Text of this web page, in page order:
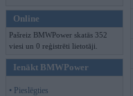
Online
Pašreiz BMWPower skatās 352
viesi un 0 reģistrēti lietotāji.
Ienākt BMWPower
• Pieslēgties